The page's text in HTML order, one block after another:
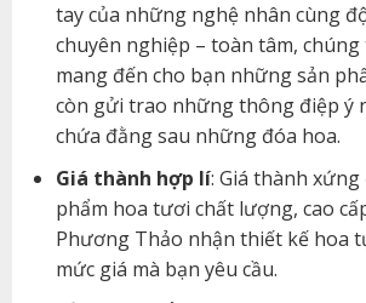
tay của những nghệ nhân cùng
chuyên nghiệp – toàn tâm,
mang đến cho bạn những sản
còn gửi trao những thông điệp ý
chứa đằng sau những đóa hoa.
Giá thành hợp lí: Giá thành
phẩm hoa tươi chất lượng, cao
Phương Thảo nhận thiết kế hoa
mức giá mà bạn yêu cầu.